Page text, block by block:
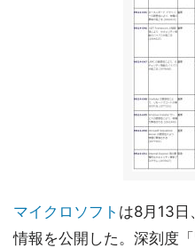
マイクロソフト は8月13日
情報を公開した。深刻度